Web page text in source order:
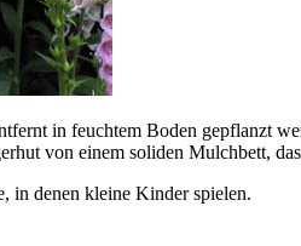
in feuchtem Boden gepflanzt
von einem soliden Mulchbett,
in denen kleine Kinder spielen.